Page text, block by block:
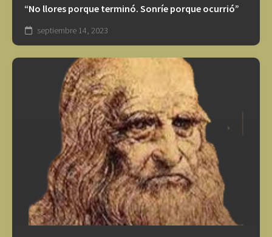
“No llores porque terminó. Sonríe porque ocurrió”
septiembre 14, 2023